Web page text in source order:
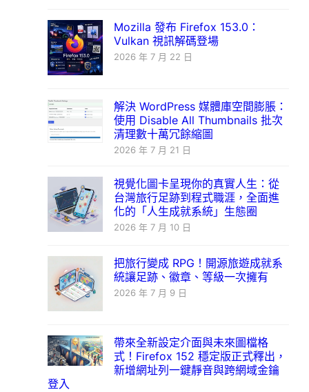
Mozilla 發布 Firefox 153.0：
Vulkan 視訊解碼登場
2026 年 7 月 22 日
解決 WordPress 媒體庫空間膨脹：
使用 Disable All Thumbnails 批次
清理數十萬冗餘縮圖
2026 年 7 月 21 日
視覺化圖卡呈現你的真實人生：從
台灣旅行足跡到程式職涯，全面進
化的「人生成就系統」生態圈
2026 年 7 月 10 日
把旅行變成 RPG！開源旅遊成就系
統讓足跡、徽章、等級一次擁有
2026 年 7 月 9 日
帶來全新設定介面與未來圖檔格
式！Firefox 152 穩定版正式釋出，
新增網址列一鍵靜音與跨網域金鑰
登入